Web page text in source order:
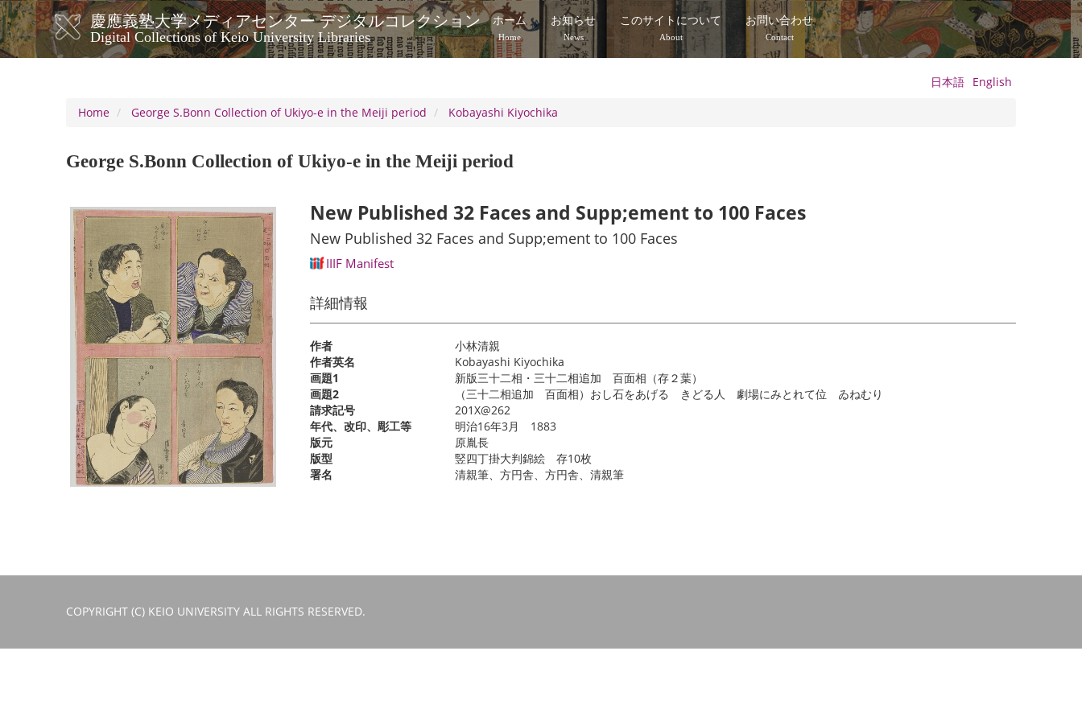
Skip
to
main
content
慶應義塾大学メディアセンター デジタルコレクション
Digital Collections of Keio University Libraries
メ
イ
ビ
シ
ン
ホーム
Home
お知らせ
News
このサイトについて
About
お問い合わせ
Contact
日本語 English
Home
George S.Bonn Collection of Ukiyo-e in the Meiji period Kobayashi Kiyochika
George S.Bonn Collection of Ukiyo-e in the Meiji period
New Published 32 Faces and Supp;ement to 100 Faces
New Published 32 Faces and Supp;ement to 100 Faces
IIIF Manifest
詳細情報
作者
小林清親
作者英名
Kobayashi Kiyochika
画題1
新版三十二相・三十二相追加 百面相（存２葉）
画題2
（三十二相追加 百面相）おし石をあげる きどる人 劇場にみとれて位 ゐねむり
請求記号
201X@262
年代、改印、彫工等
明治16年3月 1883
版元
原胤長
版型
竪四丁掛大判錦絵 存10枚
署名
清親筆、方円舎、方円舎、清親筆
COPYRIGHT (C) KEIO UNIVERSITY ALL RIGHTS RESERVED.